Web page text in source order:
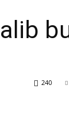
240